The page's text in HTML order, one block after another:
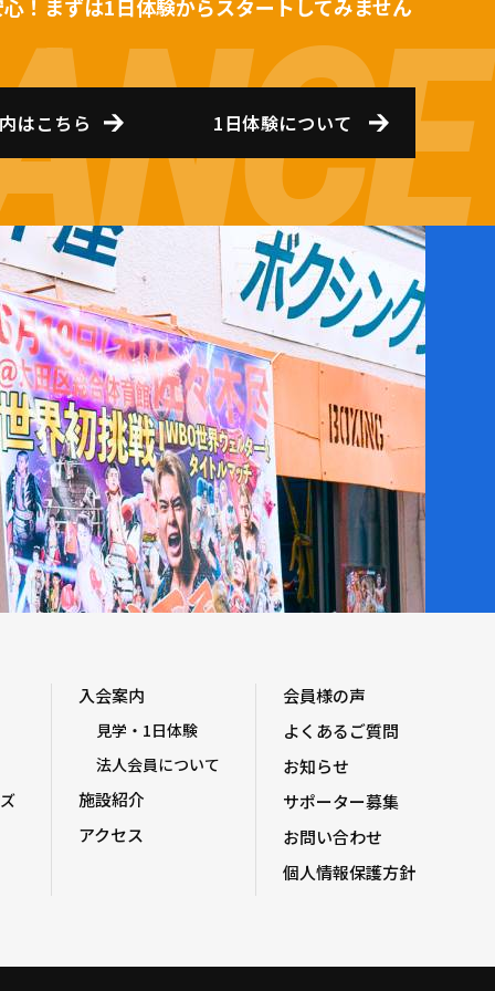
！まずは1日体験からスタートしてみません
はこちら 1日体験について
入会案内
見学・1日体験
法人会員について
施設紹介
アクセス
会員様の声
よくあるご質問
お知らせ
サポーター募集
お問い合わせ
個人情報保護方針